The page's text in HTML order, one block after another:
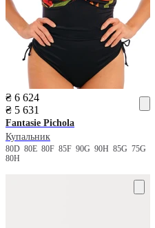
₴ 6 624
₴ 5 631
Fantasie Pichola
Купальник
80D 80E 80F 85F 90G 90H 85G 75G
80H